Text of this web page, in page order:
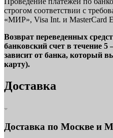
строгом соответствии с
«МИР», Visa Int. и MasterCard
Возврат переведенных
банковский счет в течение
зависит от банка, который
карту).
Доставка
Доставка по Москве и